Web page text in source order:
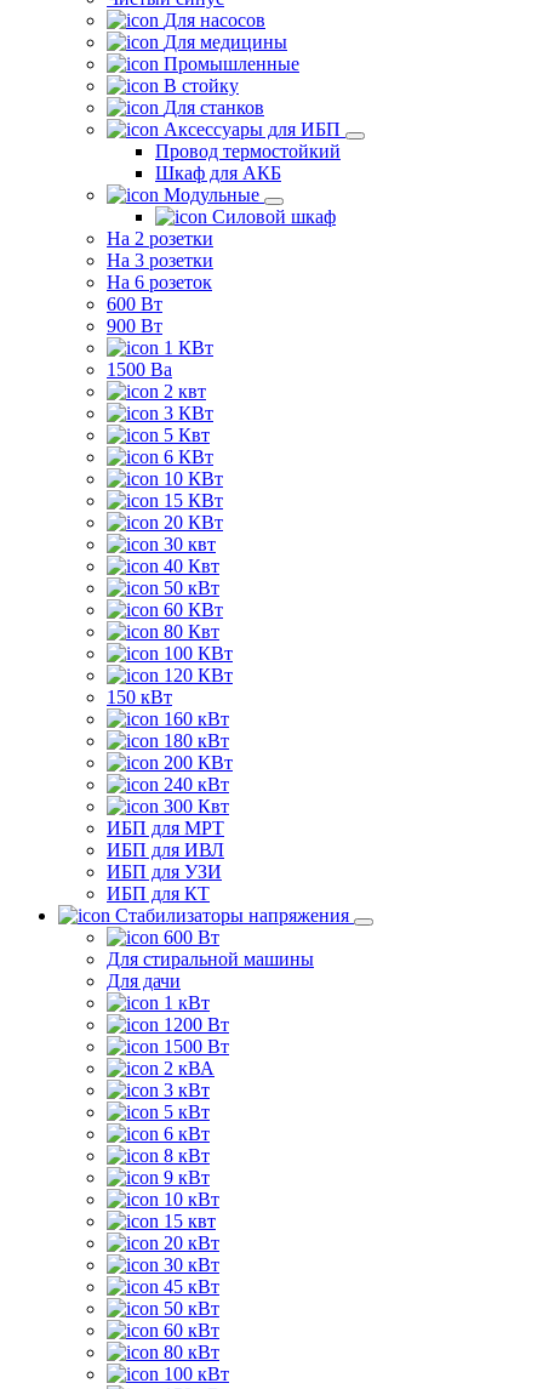
Для насосов
Для медицины
Промышленные
В стойку
Для станков
Аксессуары для ИБП
Провод термостойкий
Шкаф для АКБ
Модульные
Силовой шкаф
На 2 розетки
На 3 розетки
На 6 розеток
600 Вт
900 Вт
1 КВт
1500 Ва
2 квт
3 КВт
5 Квт
6 КВт
10 КВт
15 КВт
20 КВт
30 квт
40 Квт
50 кВт
60 КВт
80 Квт
100 КВт
120 КВт
150 кВт
160 кВт
180 кВт
200 КВт
240 кВт
300 Квт
ИБП для МРТ
ИБП для ИВЛ
ИБП для УЗИ
ИБП для КТ
Стабилизаторы напряжения
600 Вт
Для стиральной машины
Для дачи
1 кВт
1200 Вт
1500 Вт
2 кВА
3 кВт
5 кВт
6 кВт
8 кВт
9 кВт
10 кВт
15 квт
20 кВт
30 кВт
45 кВт
50 кВт
60 кВт
80 кВт
100 кВт